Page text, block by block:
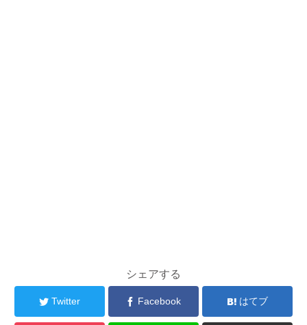
シェアする
Twitter Facebook はてブ